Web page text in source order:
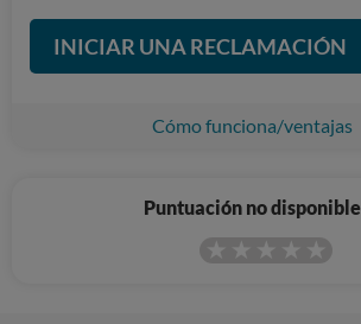
INICIAR UNA RECLAMACIÓN
Cómo funciona/ventajas
Puntuación no disponible